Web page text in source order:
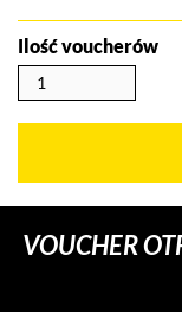
Ilość voucherów
VOUCHER